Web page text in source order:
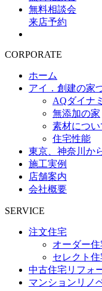
無料相談会
来店予約
CORPORATE
ホーム
アイ．創建の家
AQダイナ
無添加の家
素材につい
住宅性能
東京、神奈川か
施工実例
店舗案内
会社概要
SERVICE
注文住宅
オーダー住
セレクト住
中古住宅リフォ
マンションリノ